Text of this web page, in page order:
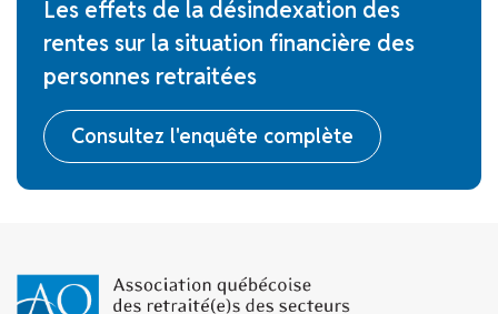
​Les effets de la désindexation des
rentes sur la situation financière des
personnes retraitées
Consultez l'enquête complète